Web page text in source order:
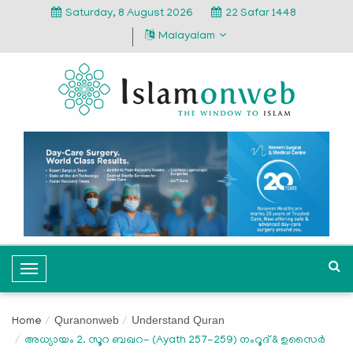
Saturday, 8 August 2026
22 Safar 1448
Malayalam
T
o
g
l
Home Quranonweb Understand Quran
അധ്യായം 2. സൂറ ബഖറ- (Ayath 257-259) നംറൂദ് & ഉസൈർ